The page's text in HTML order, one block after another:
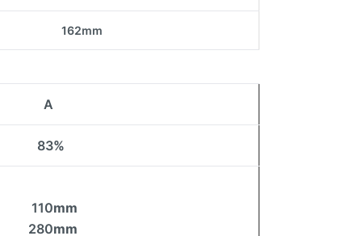
162mm
A
83%
110
280
mm
mm